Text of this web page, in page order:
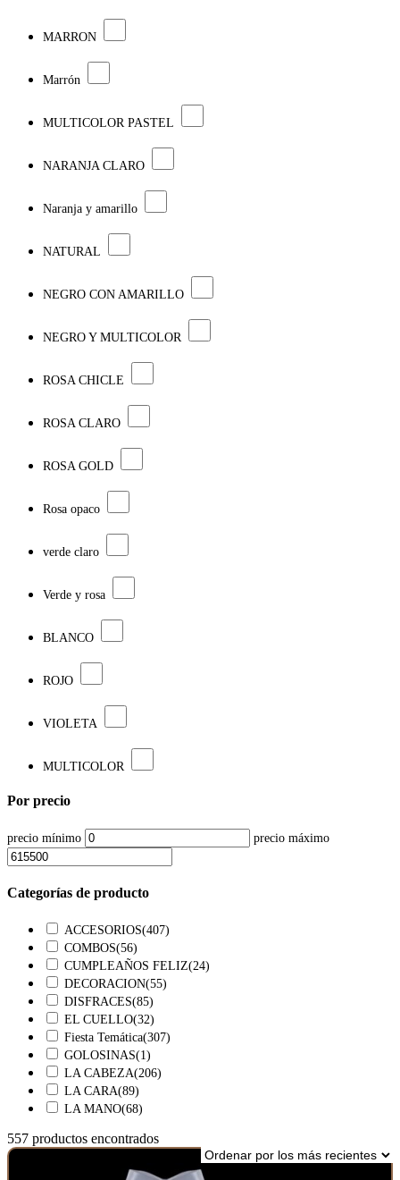
MARRON
Marrón
MULTICOLOR PASTEL
NARANJA CLARO
Naranja y amarillo
NATURAL
NEGRO CON AMARILLO
NEGRO Y MULTICOLOR
ROSA CHICLE
ROSA CLARO
ROSA GOLD
Rosa opaco
verde claro
Verde y rosa
BLANCO
ROJO
VIOLETA
MULTICOLOR
Por precio
precio mínimo precio máximo
Categorías de producto
ACCESORIOS(407)
COMBOS(56)
CUMPLEAÑOS FELIZ(24)
DECORACION(55)
DISFRACES(85)
EL CUELLO(32)
Fiesta Temática(307)
GOLOSINAS(1)
LA CABEZA(206)
LA CARA(89)
LA MANO(68)
557 productos encontrados